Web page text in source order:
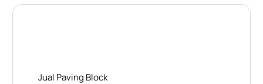
Jual Paving Block